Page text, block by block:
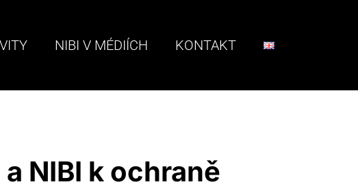
NIBI V MÉDIÍCH KONTAKT
NIBI k ochraně